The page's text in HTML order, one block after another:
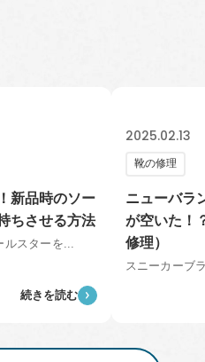
新品時のソー
ちさせる方法
スターを...
続きを読む
2025.02.13
靴の修理
ニューバラ
が空いた！
修理）
スニーカーブ